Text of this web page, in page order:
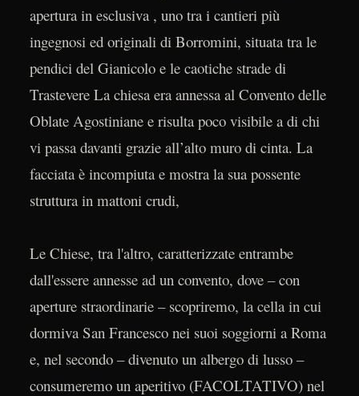
apertura in esclusiva , uno tra i cantieri più
ingegnosi ed originali di Borromini, situata tra le
pendici del Gianicolo e le caotiche strade di
Trastevere La chiesa era annessa al Convento delle
Oblate Agostiniane e risulta poco visibile a di chi
vi passa davanti grazie all’alto muro di cinta. La
facciata è incompiuta e mostra la sua possente
struttura in mattoni crudi,
Le Chiese, tra l'altro, caratterizzate entrambe
dall'essere annesse ad un convento, dove – con
aperture straordinarie – scopriremo, la cella in cui
dormiva San Francesco nei suoi soggiorni a Roma
e, nel secondo – divenuto un albergo di lusso –
consumeremo un aperitivo (FACOLTATIVO) nel